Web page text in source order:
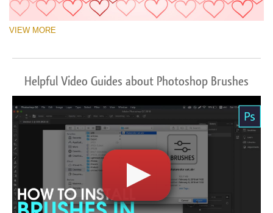
VIEW MORE
Helpful Video Guides about Photoshop Brushes